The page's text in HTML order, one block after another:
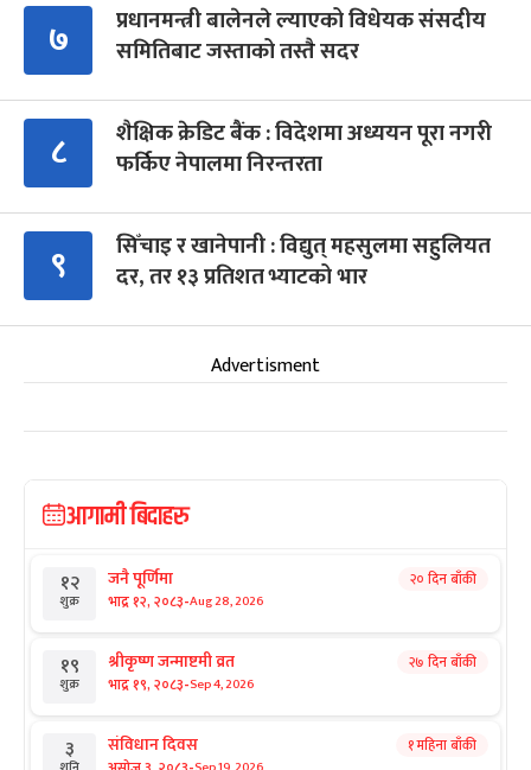
७
प्रधानमन्त्री बालेनले ल्याएको विधेयक संसदीय
समितिबाट जस्ताको तस्तै सदर
८
शैक्षिक क्रेडिट बैंक : विदेशमा अध्ययन पूरा नगरी
फर्किए नेपालमा निरन्तरता
९
सिँचाइ र खानेपानी : विद्युत् महसुलमा सहुलियत
दर, तर १३ प्रतिशत भ्याटको भार
Advertisment
आगामी बिदाहरु
१२
शुक्र
जनै पूर्णिमा
भाद्र १२, २०८३-Aug 28, 2026
२० दिन बाँकी
१९
शुक्र
श्रीकृष्ण जन्माष्टमी व्रत
भाद्र १९, २०८३-Sep 4, 2026
२७ दिन बाँकी
३ संविधान दिवस १ महिना बाँकी